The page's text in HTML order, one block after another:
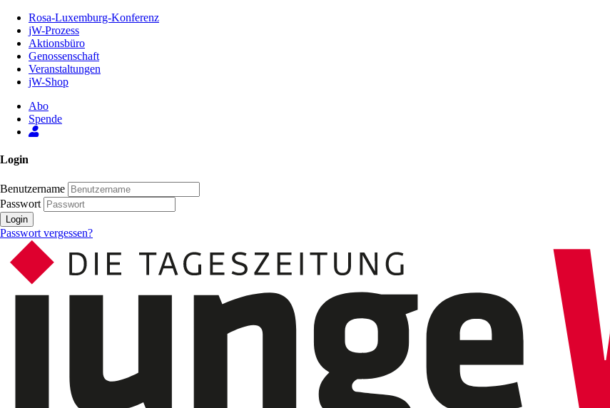
Inhalt
Seite
Rosa-Luxemburg-Konferenz
jW-Prozess
Aktionsbüro
Genossenschaft
Veranstaltungen
jW-Shop
Abo
Spende
Login
Benutzername
Passwort
Login
Passwort vergessen?